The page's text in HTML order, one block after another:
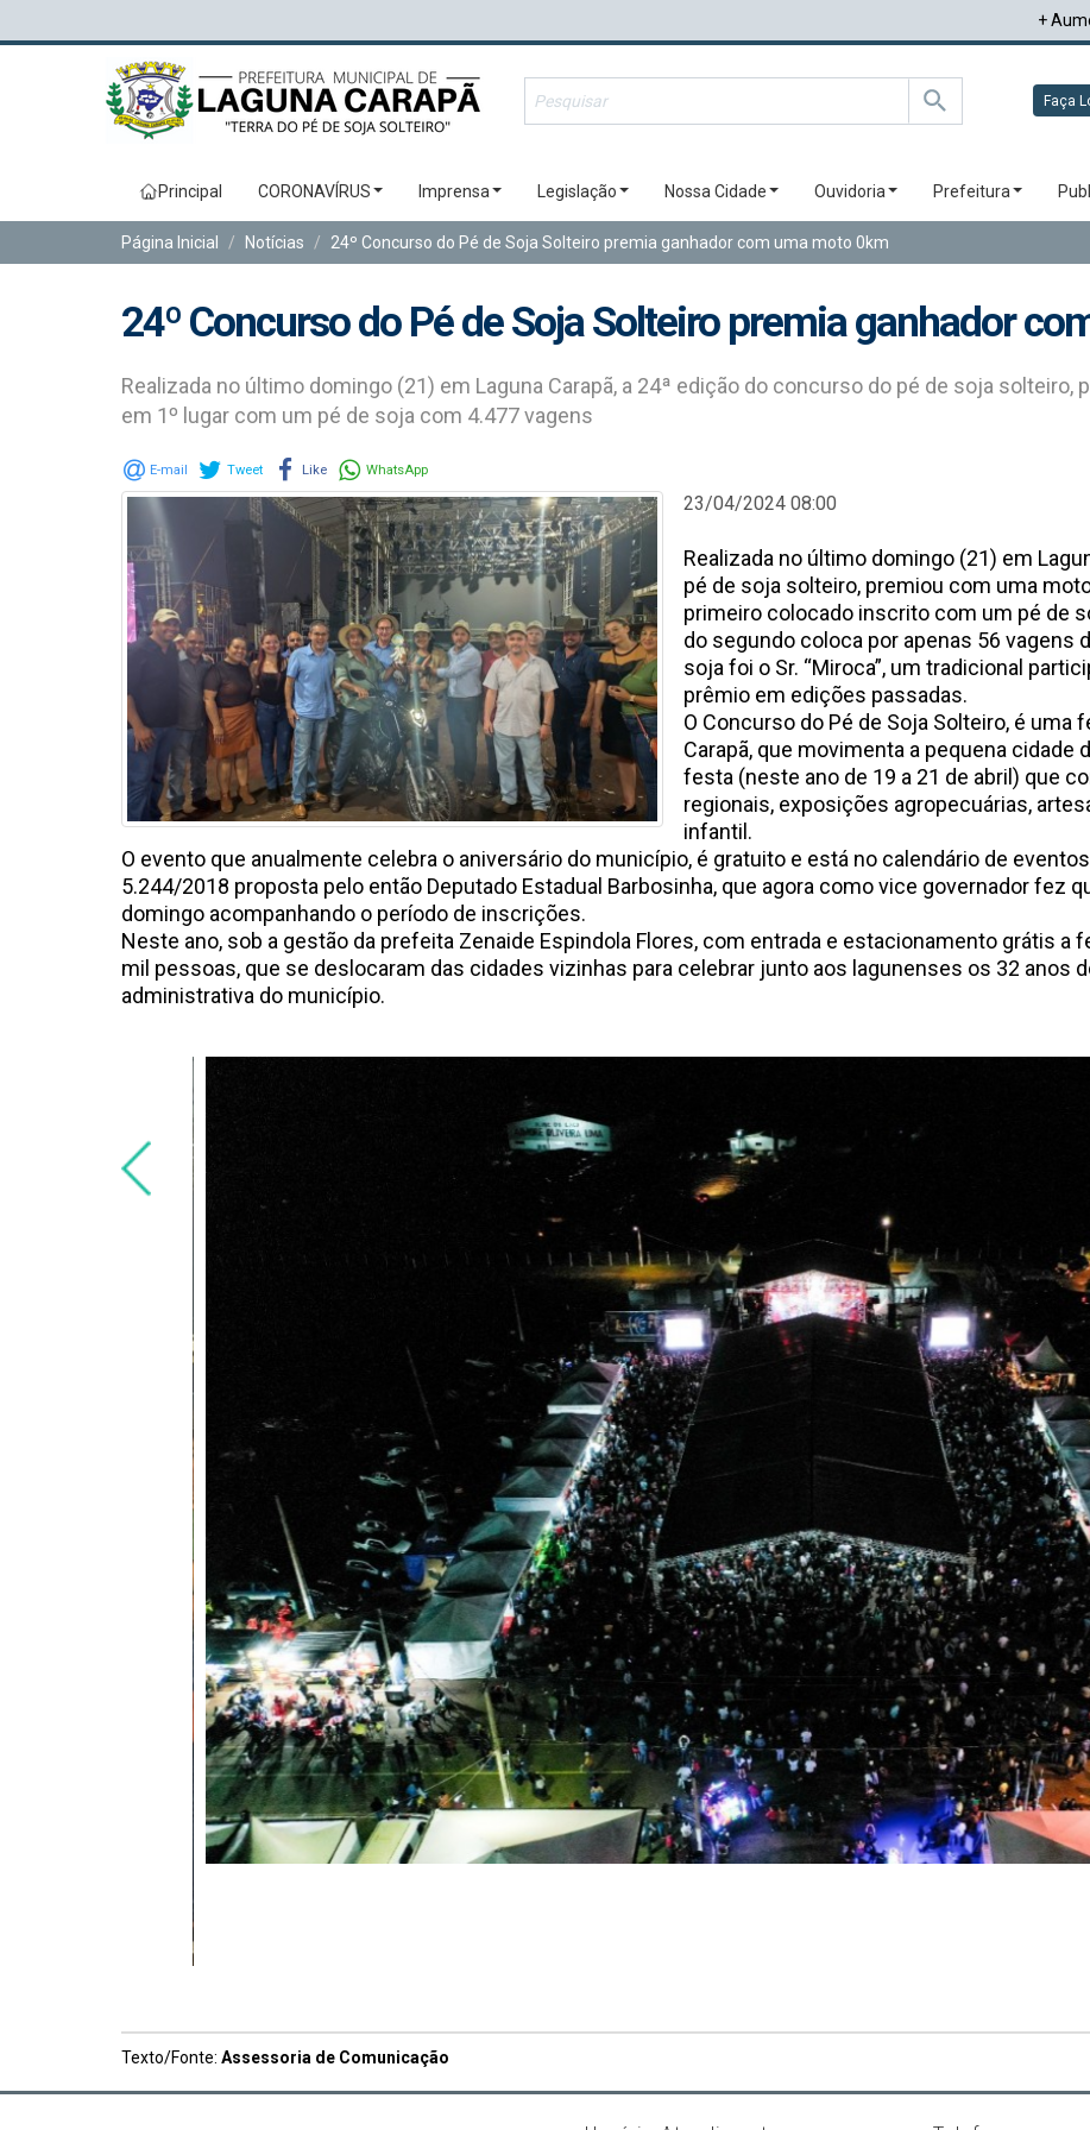
+
Faça
Principal CORONAVÍRUS Imprensa Legislação Nossa Cidade Ouvidoria Prefeitura
Página Inicial Notícias 24º Concurso do Pé de Soja Solteiro premia ganhador com uma moto 0km
24º Concurso do Pé de Soja Solteiro premia ganhador
Realizada no último domingo (21) em Laguna Carapã, a 24ª edição do concurso do pé de soja
em 1º lugar com um pé de soja com 4.477 vagens
E-mail Tweet Like WhatsApp
23/04/2024 08:00
Realizada no último domingo (21) em
pé de soja solteiro, premiou com uma
primeiro colocado inscrito com um pé de
do segundo coloca por apenas 56 vagens
soja foi o Sr. “Miroca”, um tradicional
prêmio em edições passadas.
O Concurso do Pé de Soja Solteiro, é
Carapã, que movimenta a pequena
festa (neste ano de 19 a 21 de abril) que
regionais, exposições agropecuárias,
infantil.
O evento que anualmente celebra o aniversário do município, é gratuito e está no calendário de
5.244/2018 proposta pelo então Deputado Estadual Barbosinha, que agora como vice governador fez
domingo acompanhando o período de inscrições.
Neste ano, sob a gestão da prefeita Zenaide Espindola Flores, com entrada e estacionamento grátis a
mil pessoas, que se deslocaram das cidades vizinhas para celebrar junto aos lagunenses os 32 anos
administrativa do município.
Texto/Fonte: Assessoria de Comunicação